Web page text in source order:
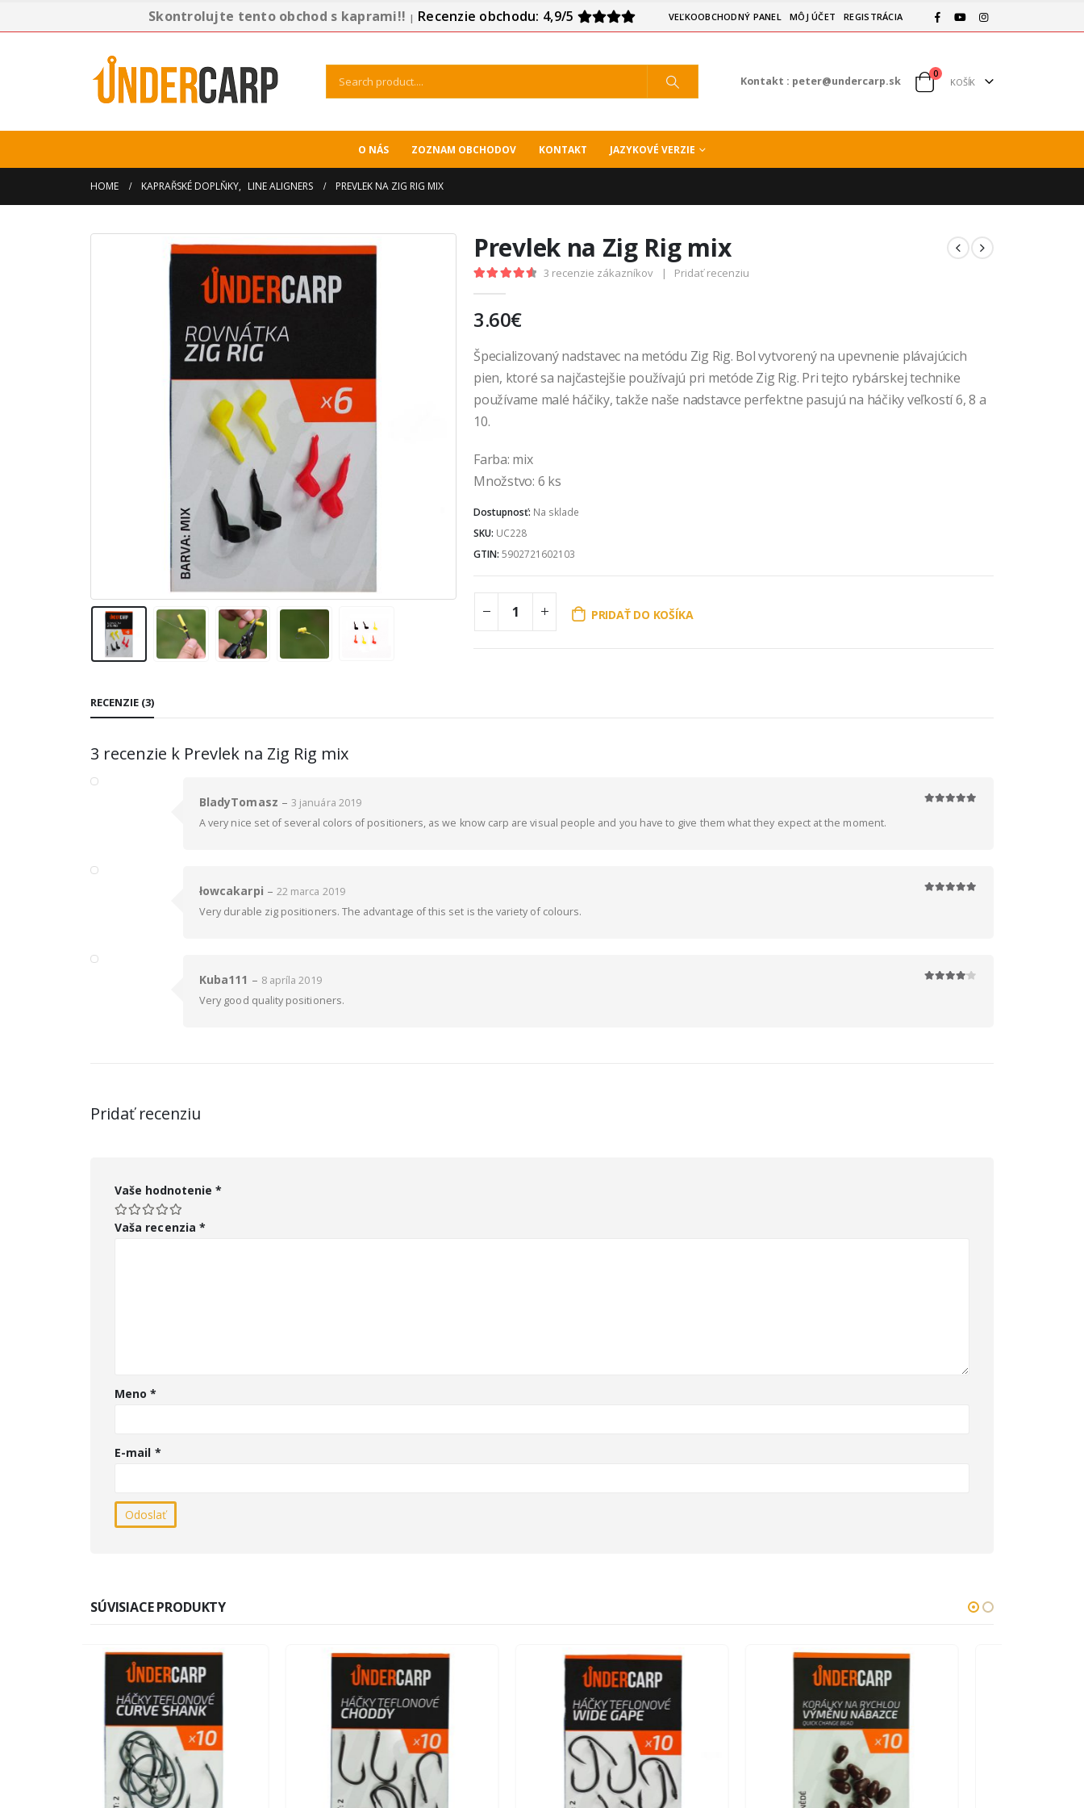
Skontrolujte tento obchod s kaprami!! | Recenzie obchodu: 4,9/5 VEĽKOOBCHODNÝ PANEL MÔJ ÚČET REGISTRÁCIA
Kontakt : peter@undercarp.sk
0
KOŠÍK
O NÁS ZOZNAM OBCHODOV KONTAKT JAZYKOVÉ VERZIE
HOME KAPRAŘSKÉ DOPLŇKY, LINE ALIGNERS PREVLEK NA ZIG RIG MIX
Prevlek na Zig Rig mix
3 recenzie zákazníkov | Pridať recenziu
3.60€
Špecializovaný nadstavec na metódu Zig Rig. Bol vytvorený na upevnenie plávajúcich
pien, ktoré sa najčastejšie používajú pri metóde Zig Rig. Pri tejto rybárskej technike
používame malé háčiky, takže naše nadstavce perfektne pasujú na háčiky veľkostí 6, 8 a
10.
Farba: mix
Množstvo: 6 ks
Dostupnosť: Na sklade
SKU: UC228
GTIN: 5902721602103
PRIDAŤ DO KOŠÍKA
RECENZIE (3)
3 recenzie k Prevlek na Zig Rig mix
BladyTomasz – 3 januára 2019
A very nice set of several colors of positioners, as we know carp are visual people and you have to give them what they expect at the moment.
łowcakarpi – 22 marca 2019
Very durable zig positioners. The advantage of this set is the variety of colours.
Kuba111 – 8 apríla 2019
Very good quality positioners.
Pridať recenziu
Vaše hodnotenie *
Vaša recenzia *
Meno*
E-mail *
SÚVISIACE PRODUKTY